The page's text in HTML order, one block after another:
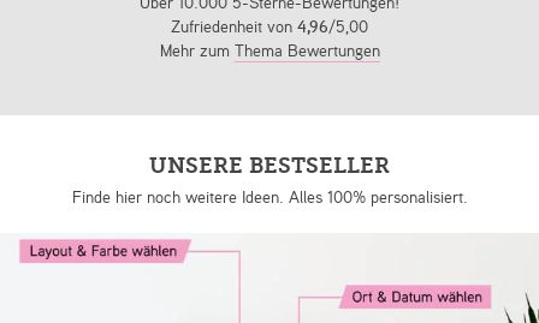
Zufriedenheit von 4,96/5,00
Mehr zum Thema Bewertungen
UNSERE BESTSELLER
Finde hier noch weitere Ideen. Alles 100% personalisiert.